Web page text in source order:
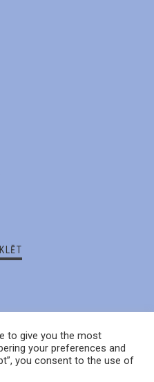
to give you the most
your preferences and
you consent to the use of